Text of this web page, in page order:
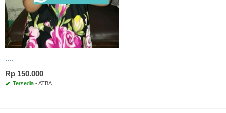
....
Rp 150.000
Tersedia - ATBA